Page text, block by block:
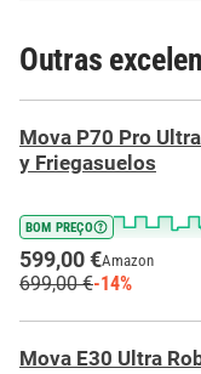
Outras
Mova P70 Pro
y Friegasuelos
BOM PREÇO
599,00 €Amazon
699,00 €-14%
Mova E30 Ultra